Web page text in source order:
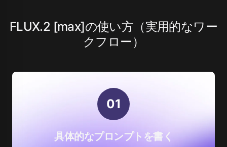
FLUX.2 [max]の使い方（実用的なワー
クフロー）
01
具体的なプロンプトを書く